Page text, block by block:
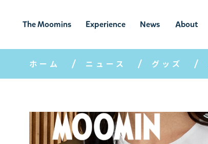
The Moomins
ムーミンの
世界
Experience
ムーミンの世
界を楽しむ
News
ニュ
ース
About
ムーミン
について
ホーム ニュース グッズ